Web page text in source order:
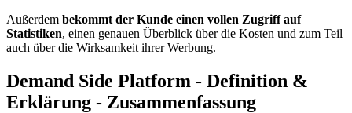
Außerdem bekommt der Kunde einen vollen Zugriff auf
Statistiken, einen genauen Überblick über die Kosten und zum Teil
auch über die Wirksamkeit ihrer Werbung.
Demand Side Platform - Definition &
Erklärung - Zusammenfassung